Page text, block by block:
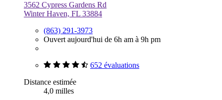
3562 Cypress Gardens Rd
Winter Haven, FL 33884
(863) 291-3973
Ouvert aujourd'hui de 6h am à 9h pm
652 évaluations
Distance estimée
4,0 milles